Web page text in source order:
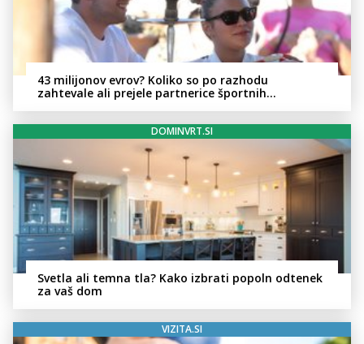
43 milijonov evrov? Koliko so po razhodu
zahtevale ali prejele partnerice športnih
DOMINVRT.SI
Svetla ali temna tla? Kako izbrati popoln odtenek
za vaš dom
VIZITA.SI